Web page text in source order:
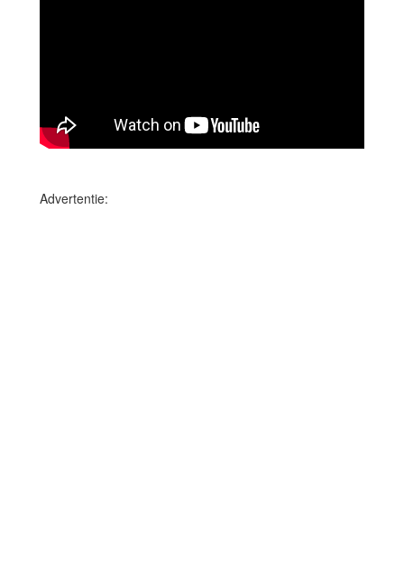
Advertentie: